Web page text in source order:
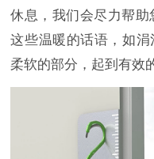
休息，我们会尽力帮助
这些温暖的话语，如
柔软的部分，起到有效